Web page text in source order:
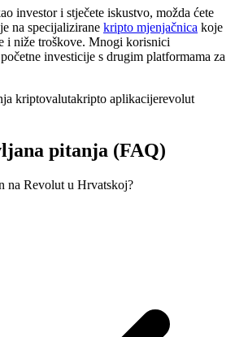
investor i stječete iskustvo, možda ćete
na specijalizirane kripto mjenjačnica koje
i niže troškove. Mnogi korisnici
investicije s drugim platformama za
kriptovalutakripto aplikacijerevolut
pitanja (FAQ)
Revolut u Hrvatskoj?